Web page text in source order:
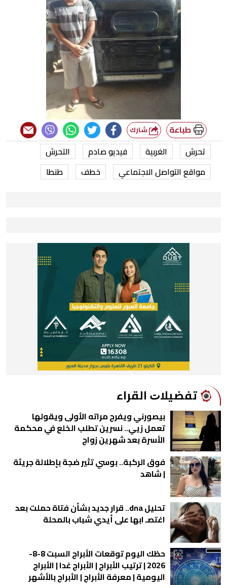
طباعة
تحرش الغربية فيديو صادم
التحرش
مواقع التواصل الاجتماعي
خطف طنطا
ﺗﻔﻀﻴﻼﺕ اﻟﻘﺮاء
بيصورني ويفرج مراته الأولى ويقولها
تعمل زيي.. نسرين تطلب الخلع في محكمة
الأسرة بعد شهرين زواج
فوق الركبة.. بوسي تثير ضجة بإطلالة جريئة
| شاهد
تحليل dna.. قرار جديد بشأن فتاة حملت بعد
اغتصـ ابها على أيدي شباب بالمحلة
حظك اليوم توقعات الأبراج السبت 8-8-
2026 | ترتيب الأبراج | الأبراج غدا | الأبراج
اليومية | معرفة الأبراج | الأبراج بالأشهر